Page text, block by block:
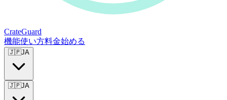
CrateGuard
機能使い方料金始める
🇯🇵JA
🇯🇵JA